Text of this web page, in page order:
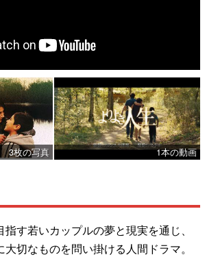
3枚の写真 1本の動画
す若いカップルの夢と現実を通じ、
切なものを問い掛ける人間ドラマ。